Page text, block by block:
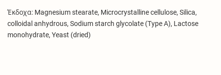
Έκδοχα: Magnesium stearate, Microcrystalline cellulose, Silica,
colloidal anhydrous, Sodium starch glycolate (Type A), Lactose
monohydrate, Yeast (dried)